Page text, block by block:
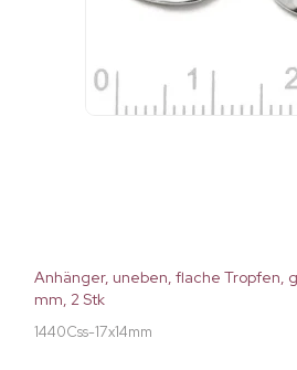
Anhänger, uneben, flache Tropfen,
mm, 2 Stk
1440Css-17x14mm